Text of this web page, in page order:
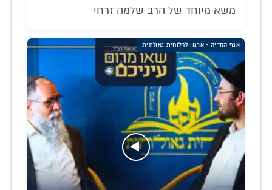
משא מיוחד של הרב שלמה זרחי
אגף המדיה - ארגון לחלוחית גאולתית